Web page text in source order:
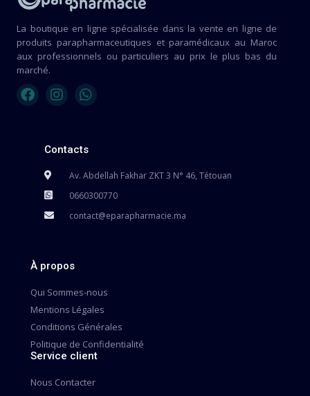
La boutique en ligne spécialisée dans la vente en ligne de
produits parapharmaceutiques et paramédicaux au Maroc
aux professionnels ou particuliers au prix le plus bas du
marché.
Contacts
Av. Abdellah Fakhar ZKT 3 N° 46, Tétouan
0660300770
contact@eparapharmacie.ma
À propos
Qui Sommes-nous
Mentions Légales
Conditions Générales
Politique de Confidentialité
Service client
Nous Contacter